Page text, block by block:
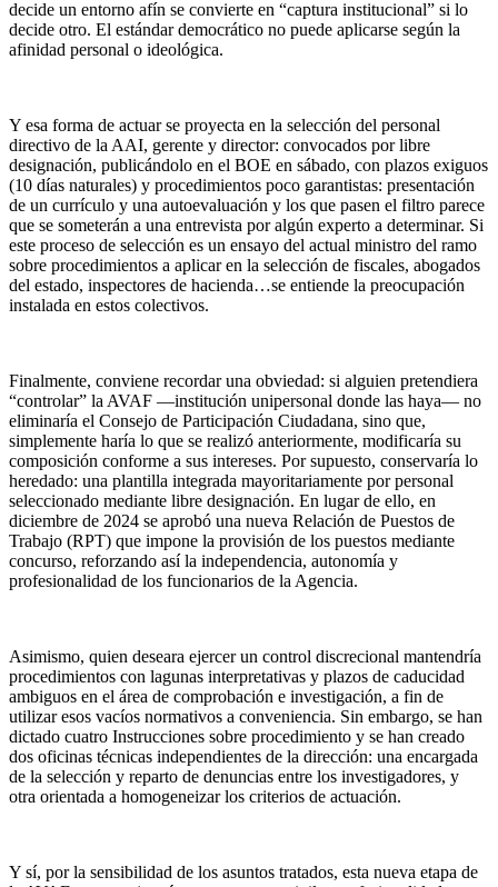
decide un entorno afín se convierte en “captura institucional” si lo
decide otro. El estándar democrático no puede aplicarse según la
afinidad personal o ideológica.
Y esa forma de actuar se proyecta en la selección del personal
directivo de la AAI, gerente y director: convocados por libre
designación, publicándolo en el BOE en sábado, con plazos exiguos
(10 días naturales) y procedimientos poco garantistas: presentación
de un currículo y una autoevaluación y los que pasen el filtro parece
que se someterán a una entrevista por algún experto a determinar. Si
este proceso de selección es un ensayo del actual ministro del ramo
sobre procedimientos a aplicar en la selección de fiscales, abogados
del estado, inspectores de hacienda…se entiende la preocupación
instalada en estos colectivos.
Finalmente, conviene recordar una obviedad: si alguien pretendiera
“controlar” la AVAF —institución unipersonal donde las haya— no
eliminaría el Consejo de Participación Ciudadana, sino que,
simplemente haría lo que se realizó anteriormente, modificaría su
composición conforme a sus intereses. Por supuesto, conservaría lo
heredado: una plantilla integrada mayoritariamente por personal
seleccionado mediante libre designación. En lugar de ello, en
diciembre de 2024 se aprobó una nueva Relación de Puestos de
Trabajo (RPT) que impone la provisión de los puestos mediante
concurso, reforzando así la independencia, autonomía y
profesionalidad de los funcionarios de la Agencia.
Asimismo, quien deseara ejercer un control discrecional mantendría
procedimientos con lagunas interpretativas y plazos de caducidad
ambiguos en el área de comprobación e investigación, a fin de
utilizar esos vacíos normativos a conveniencia. Sin embargo, se han
dictado cuatro Instrucciones sobre procedimiento y se han creado
dos oficinas técnicas independientes de la dirección: una encargada
de la selección y reparto de denuncias entre los investigadores, y
otra orientada a homogeneizar los criterios de actuación.
Y sí, por la sensibilidad de los asuntos tratados, esta nueva etapa de